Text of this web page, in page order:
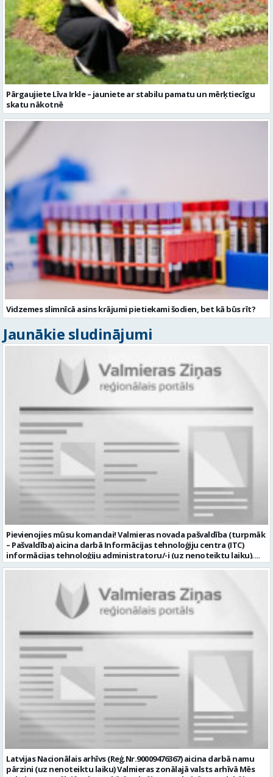
Pārgaujiete Līva Irkle – jauniete ar stabilu pamatu un mērķtiecīgu
skatu nākotnē
Vidzemes slimnīcā asins krājumi pietiekami šodien, bet kā būs rīt?
Jaunākie sludinājumi
Pievienojies mūsu komandai! Valmieras novada pašvaldība (turpmāk
– Pašvaldība) aicina darbā Informācijas tehnoloģiju centra (ITC)
informācijas tehnoloģiju administratoru/-i (uz nenoteiktu laiku).
Darba vieta: Rūjienas un Naukšēnu apvienību teritorijās Ja Tev ir
(turpmāk – IKT) saistīto problēmu pieteikumu pārvaldību un
operatīvu risināšanu; nodrošināt datortehnikas lietotāju atbalstu
un ar to saistīto problēmsituāciju risināšanu; uzstādīt, konfigurēt,
diagnosticēt un modernizēt Pašvaldības iestāžu datortehniku,
datortīklus un programmatūru, novērst kļūmes to darbībā;
kontrolēt ārējo pakalpojumu sniedzēju darbu izpildi Pašvaldības
iestādēs infrastruktūras uzturēšanā; sagatavot priekšlikumus par
IKT nomaiņu un efektīvāku izmantošanu; un ja Tev ir: vismaz vidējā
profesionālā izglītība informācijas tehnoloģiju jomā; darba
pieredze (ar informācijas tehnoloģijām saistītā jomā); izpratne par
datortehnikas un biroja tehnikas uzbūvi un problēmu risināšanas
secību; izpratne par datortīkla uzbūvi, tīkla iekārtu darbības
principiem; valsts valodas prasmes atbilstoši Valsts valodas likuma
prasībām; kompetences: ļoti labas organizatoriskās un saskarsmes
spējas, argumentācijas prasme; prasme patstāvīgi pieņemt
lēmumus; analītiskās spējas; augsta atbildības sajūta; precizitāte;
spēja strādāt individuāli un komandā; pašiniciatīva un spēja meklēt
un piedāvāt jaunus risinājumus; mēs piedāvājam: dinamisku,
interesantu un atbildīgu darbu un ideju īstenošanas iespējas uz
Latvijas Nacionālais arhīvs (Reģ.Nr.90009476367) aicina darbā namu
pārzini (uz nenoteiktu laiku) Valmieras zonālajā valsts arhīvā Mēs